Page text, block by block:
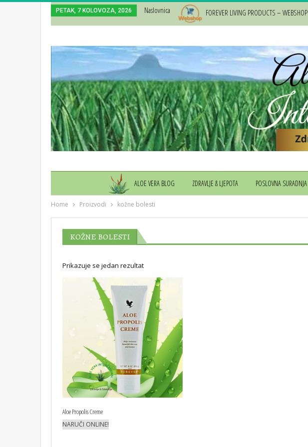
PETAK, 7 KOLOVOZA, 2026 Naslovnica FOREVER LIVING PRODUCTS – WEBSHOP
ALOE VERA BLOG ZDRAVLJE & LJEPOTA POSLOVNA SURADNJA
Home Proizvodi kožne bolesti
KOŽNE BOLESTI
Prikazuje se jedan rezultat
Aloe Propolis Creme
NARUČI ONLINE!